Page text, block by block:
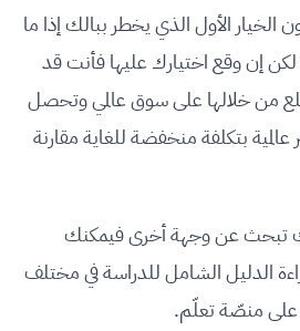
الأول الذي يخطر ببالك إذا ما
لكن إن وقع اختيارك عليها فأنت قد
من خلالها على سوق عالمي وتحصل
بتكلفة منخفضة للغاية مقارنة
تبحث عن وجهة أخرى فيمكنك
الدليل الشامل للدراسة في مختلف
على منصّة تعلّم.